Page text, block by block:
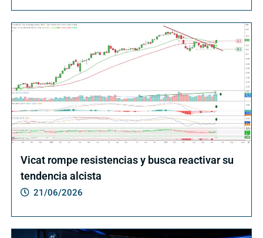
Vicat rompe resistencias y busca reactivar su
tendencia alcista
21/06/2026